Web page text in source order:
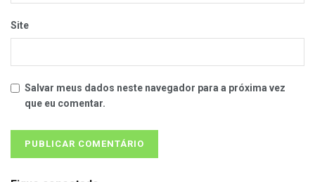
Site
Salvar meus dados neste navegador para a próxima vez
que eu comentar.